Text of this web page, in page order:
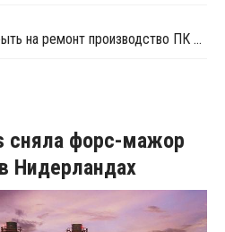
Saudi Kayan планирует закрыть на ремонт производство ПК в Аль-Джубайль в конце марта
сняла форс-мажор
Нидерландах